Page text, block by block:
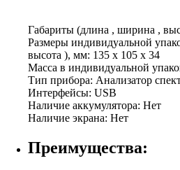
Габариты (длина , ширина ,
Размеры индивидуальной
высота ), мм: 135 x 105 x 34
Масса в индивидуальной
Тип прибора: Анализатор
Интерфейсы: USB
Наличие аккумулятора: Нет
Наличие экрана: Нет
Преимущества: